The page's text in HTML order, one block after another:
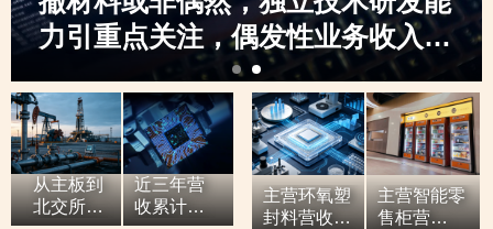
力引重点关注，偶发性业务收入骤
升，创业板定位之监管“不动摇”
从主板到
北交所，7
近三年营
收累计超9
主营环氧塑
封料营收逐
主营智能零
售柜营